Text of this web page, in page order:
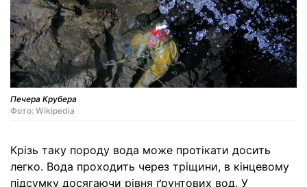
Печера Крубера
Фото: Wikipedia
Крізь таку породу вода може протікати досить
легко. Вода проходить через тріщини, в кінцевому
підсумку досягаючи рівня ґрунтових вод. У